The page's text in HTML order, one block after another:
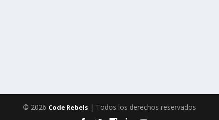
© 2026 Code Rebels | Todos los derechos reservados